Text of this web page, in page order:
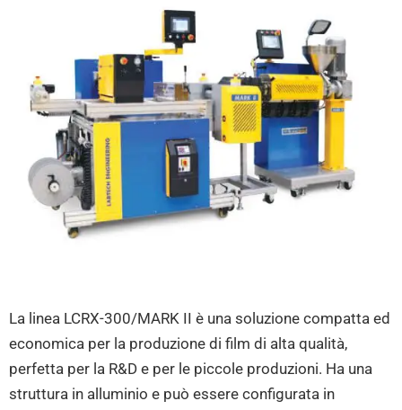
La linea LCRX-300/MARK II è una soluzione compatta ed
economica per la produzione di film di alta qualità,
perfetta per la R&D e per le piccole produzioni. Ha una
struttura in alluminio e può essere configurata in